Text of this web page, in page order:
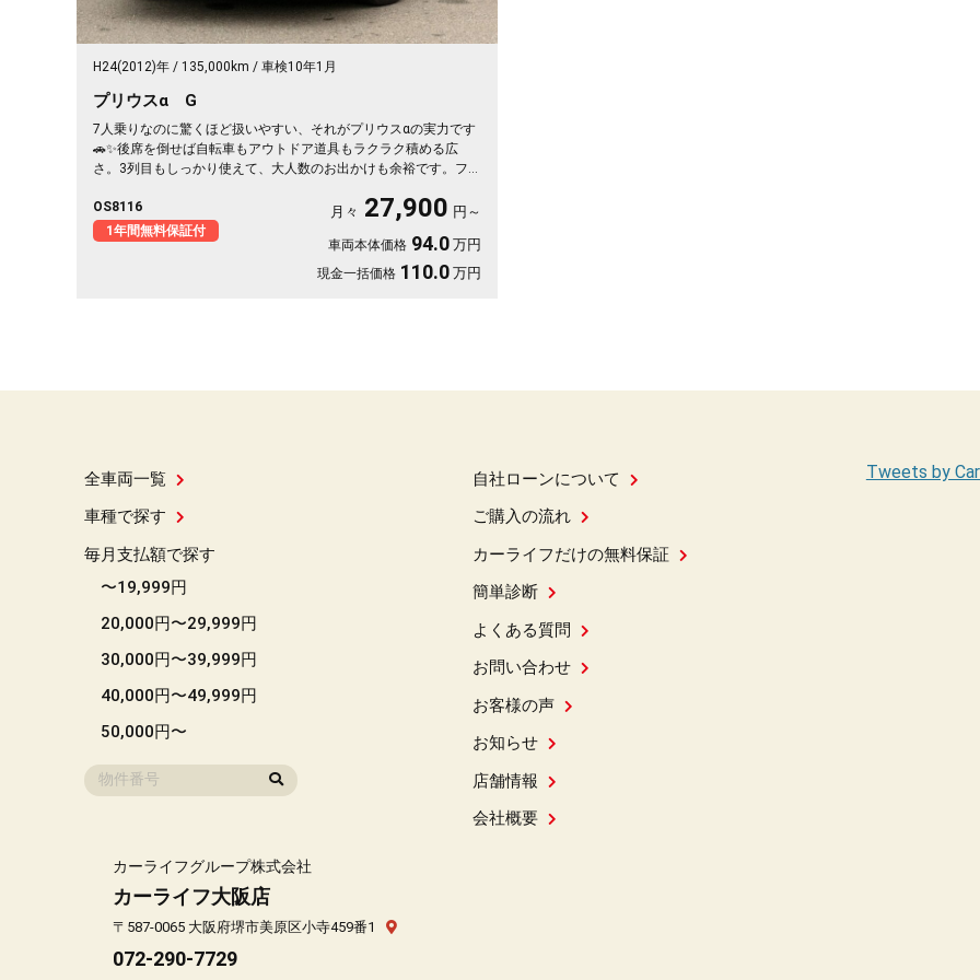
H24(2012)年 135,000km 車検10年1月
プリウスα G
7人乗りなのに驚くほど扱いやすい、それがプリウスαの実力です
🚗✨後席を倒せば自転車もアウトドア道具もラクラク積める広
さ。3列目もしっかり使えて、大人数のお出かけも余裕です。フル
ウンモニターで後ろの席も退屈知らず🎵月々27900〜で始められ
て、週末の遠出がもっと楽しみになる一台。乗る人みんなが快適
OS8116
1年間無料保証付
月々 27,900 円～
車両本体価格 94.0 万円
現金一括価格 110.0 万円
全車両一覧
車種で探す
毎月支払額で探す
〜19,999円
20,000円〜29,999円
30,000円〜39,999円
40,000円〜49,999円
50,000円〜
自社ローンについて
ご購入の流れ
カーライフだけの無料保証
簡単診断
よくある質問
お問い合わせ
お客様の声
お知らせ
店舗情報
会社概要
Tweets by
カーライフグループ株式会社
カーライフ大阪店
〒587-0065 大阪府堺市美原区小寺459番1
072-290-7729